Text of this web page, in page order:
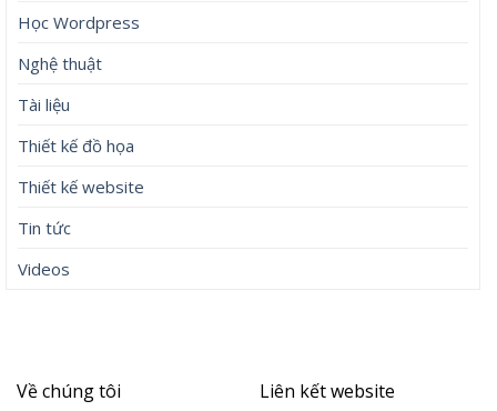
Học Wordpress
Nghệ thuật
Tài liệu
Thiết kế đồ họa
Thiết kế website
Tin tức
Videos
Về chúng tôi Liên kết website